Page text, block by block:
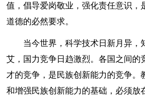
值，倡导爱岗敬业，强化责任意识，
道德的必然要求。
当今世界，科学技术日新月异，
艾，国力竞争日趋激烈。各国之间的
才的竞争，是民族创新能力的竞争。
和增强民族创新能力的基础，必须放